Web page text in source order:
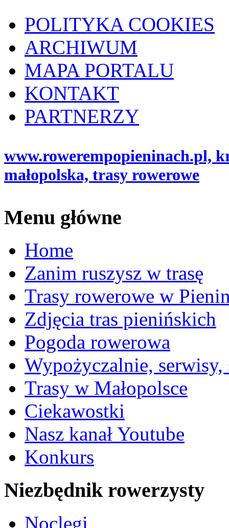
POLITYKA COOKIES
ARCHIWUM
MAPA PORTALU
KONTAKT
PARTNERZY
www.rowerempopieninach.pl,
małopolska, trasy rowerowe
Menu główne
Home
Zanim ruszysz w trasę
Trasy rowerowe w
Zdjęcia tras pienińskich
Pogoda rowerowa
Wypożyczalnie, serwisy,
Trasy w Małopolsce
Ciekawostki
Nasz kanał Youtube
Konkurs
Niezbędnik rowerzysty
Noclegi